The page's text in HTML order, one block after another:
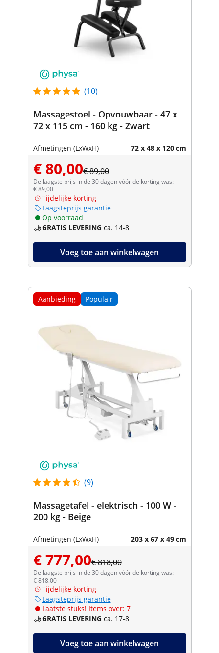
(10)
Massagestoel - Opvouwbaar - 47 x
72 x 115 cm - 160 kg - Zwart
Afmetingen (LxWxH) 72 x 48 x 120 cm
€ 80,00€ 89,00
De laagste prijs in de 30 dagen vóór de korting was:
€ 89,00
Tijdelijke korting
Laagsteprijs garantie
Op voorraad
GRATIS LEVERING ca. 14-8
Voeg toe aan winkelwagen
Aanbieding Populair
(9)
Massagetafel - elektrisch - 100 W -
200 kg - Beige
Afmetingen (LxWxH) 203 x 67 x 49 cm
€ 777,00€ 818,00
De laagste prijs in de 30 dagen vóór de korting was:
€ 818,00
Tijdelijke korting
Laagsteprijs garantie
Laatste stuks! Items over: 7
GRATIS LEVERING ca. 17-8
Voeg toe aan winkelwagen